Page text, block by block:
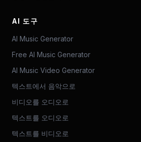
AI 도구
AI Music Generator
Free AI Music Generator
AI Music Video Generator
텍스트에서 음악으로
비디오를 오디오로
텍스트를 오디오로
텍스트를 비디오로